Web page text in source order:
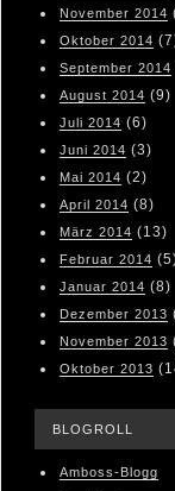
November 2014
Oktober 2014
September 2014
August 2014 (9)
Juli 2014 (6)
Juni 2014 (3)
Mai 2014 (2)
April 2014 (8)
März 2014 (13)
Februar 2014
Januar 2014 (8)
Dezember 2013
November 2013
Oktober 2013
BLOGROLL
Amboss-Blogg